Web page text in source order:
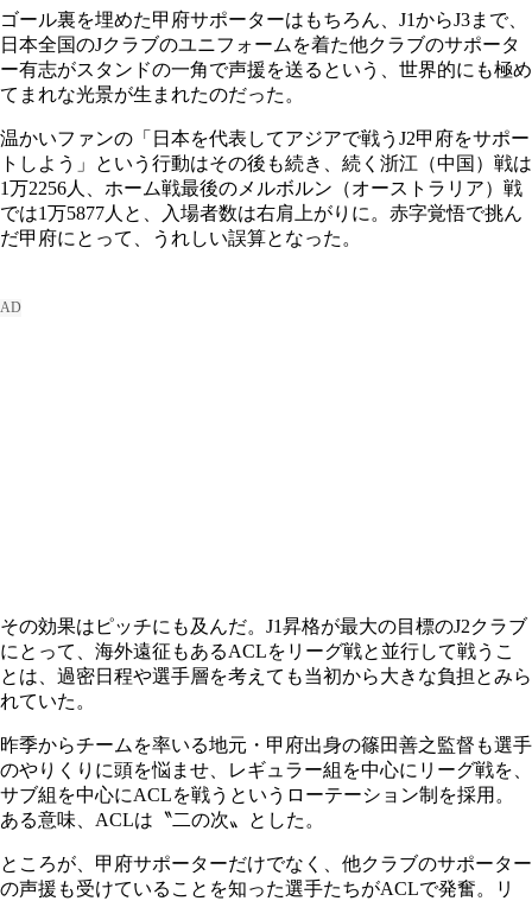
ゴール裏を埋めた甲府サポーターはもちろん、J1からJ3まで、
日本全国のJクラブのユニフォームを着た他クラブのサポータ
ー有志がスタンドの一角で声援を送るという、世界的にも極め
てまれな光景が生まれたのだった。
温かいファンの「日本を代表してアジアで戦うJ2甲府をサポー
トしよう」という行動はその後も続き、続く浙江（中国）戦は
1万2256人、ホーム戦最後のメルボルン（オーストラリア）戦
では1万5877人と、入場者数は右肩上がりに。赤字覚悟で挑ん
だ甲府にとって、うれしい誤算となった。
その効果はピッチにも及んだ。J1昇格が最大の目標のJ2クラブ
にとって、海外遠征もあるACLをリーグ戦と並行して戦うこ
とは、過密日程や選手層を考えても当初から大きな負担とみら
れていた。
昨季からチームを率いる地元・甲府出身の篠田善之監督も選手
のやりくりに頭を悩ませ、レギュラー組を中心にリーグ戦を、
サブ組を中心にACLを戦うというローテーション制を採用。
ある意味、ACLは〝二の次〟とした。
ところが、甲府サポーターだけでなく、他クラブのサポーター
の声援も受けていることを知った選手たちがACLで発奮。リ